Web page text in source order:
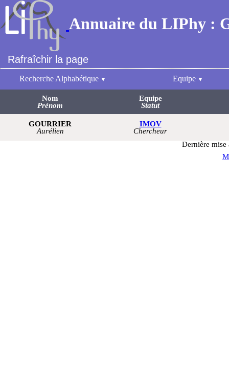
Annuaire du LIPhy :
Rafraîchir la page
Recherche Alphabétique Equipe
Nom
Prénom
Equipe
Statut
GOURRIER
Aurélien
IMOV
Chercheur
Dernière